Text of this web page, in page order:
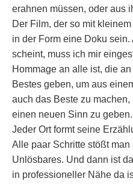
erahnen müssen, oder aus
Der Film, der so mit
in der Form eine Doku
scheint, muss ich mir
Hommage an alle ist, die
Bestes geben, um aus
auch das Beste zu
einen neuen Sinn zu geben.
Jeder Ort formt seine
Alle paar Schritte stößt
Unlösbares. Und dann ist
in professioneller Nähe da